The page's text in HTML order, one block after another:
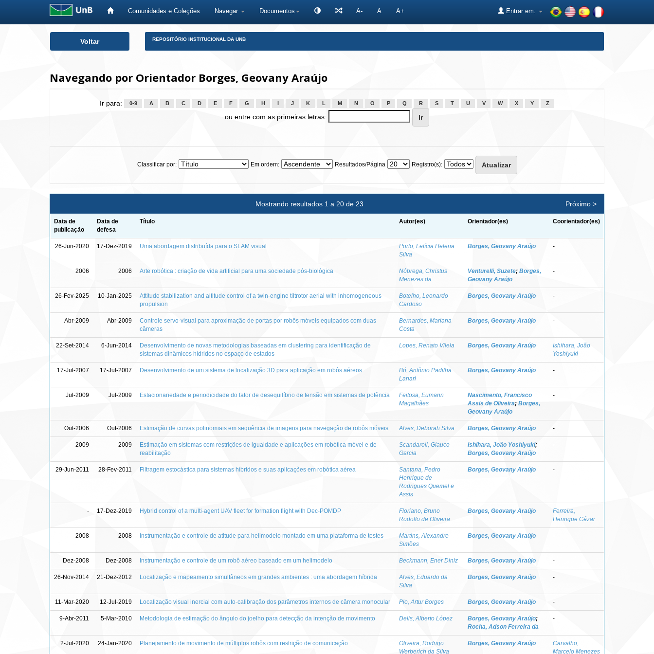
Comunidades e Coleções Navegar Documentos A- A A+ Entrar em:
Voltar REPOSITÓRIO INSTITUCIONAL DA UNB
Navegando por Orientador Borges, Geovany Araújo
Ir para: 0-9 A B C D E F G H J K L M N O P Q R S T U V W X Y Z
ou entre com as primeiras letras:
Classificar por: Em ordem: Resultados/Página Registro(s):
Mostrando resultados 1 a 20 de 23 Próximo >
Data de
publicação
Data de
defesa
Título Autor(es) Orientador(es) Coorientador(es)
26-Jun-2020 17-Dez-2019 Uma abordagem distribuída para o SLAM visual
Porto, Letícia Helena
Silva
Borges, Geovany Araújo -
2006 2006 Arte robótica : criação de vida artificial para uma sociedade pós-biológica
Nóbrega, Christus
Menezes da
Venturelli, Suzete; Borges,
Geovany Araújo
-
26-Fev-2025 10-Jan-2025
Attitude stabilization and altitude control of a twin-engine tiltrotor aerial with inhomogeneous
propulsion
Botelho, Leonardo
Cardoso
Borges, Geovany Araújo -
Abr-2009 Abr-2009
Controle servo-visual para aproximação de portas por robôs móveis equipados com duas
câmeras
Bernardes, Mariana
Costa
Borges, Geovany Araújo -
22-Set-2014 6-Jun-2014
Desenvolvimento de novas metodologias baseadas em clustering para identificação de
sistemas dinâmicos hídridos no espaço de estados
Lopes, Renato Vilela Borges, Geovany Araújo
Ishihara, João
Yoshiyuki
17-Jul-2007 17-Jul-2007 Desenvolvimento de um sistema de localização 3D para aplicação em robôs aéreos
Bó, Antônio Padilha
Lanari
Borges, Geovany Araújo -
Jul-2009 Jul-2009 Estacionariedade e periodicidade do fator de desequilíbrio de tensão em sistemas de potência
Feitosa, Eumann
Magalhães
Nascimento, Francisco
Assis de Oliveira; Borges,
Geovany Araújo
-
Out-2006 Out-2006 Estimação de curvas polinomiais em sequência de imagens para navegação de robôs móveis Alves, Deborah Silva Borges, Geovany Araújo -
2009 2009
Estimação em sistemas com restrições de igualdade e aplicações em robótica móvel e de
reabilitação
Scandaroli, Glauco
Garcia
Ishihara, João Yoshiyuki;
Borges, Geovany Araújo
-
29-Jun-2011 28-Fev-2011 Filtragem estocástica para sistemas híbridos e suas aplicações em robótica aérea
Santana, Pedro
Henrique de
Rodrigues Quemel e
Assis
Borges, Geovany Araújo -
- 17-Dez-2019 Hybrid control of a multi-agent UAV fleet for formation flight with Dec-POMDP
Floriano, Bruno
Rodolfo de Oliveira
Borges, Geovany Araújo
Ferreira,
Henrique Cézar
2008 2008 Instrumentação e controle de atitude para helimodelo montado em uma plataforma de testes
Martins, Alexandre
Simões
Borges, Geovany Araújo -
Dez-2008 Dez-2008 Instrumentação e controle de um robô aéreo baseado em um helimodelo Beckmann, Ener Diniz Borges, Geovany Araújo -
26-Nov-2014 21-Dez-2012 Localização e mapeamento simultâneos em grandes ambientes : uma abordagem híbrida
Alves, Eduardo da
Silva
Borges, Geovany Araújo -
11-Mar-2020 12-Jul-2019 Localização visual inercial com auto-calibração dos parâmetros internos de câmera monocular Pio, Artur Borges Borges, Geovany Araújo -
9-Abr-2011 5-Mar-2010 Metodologia de estimação do ângulo do joelho para detecção da intenção de movimento Delis, Alberto López Borges, Geovany Araújo;
Rocha, Adson Ferreira da
-
2-Jul-2020 24-Jan-2020 Planejamento de movimento de múltiplos robôs com restrição de comunicação
Oliveira, Rodrigo
Werberich da Silva
Borges, Geovany Araújo
Carvalho,
Marcelo Menezes